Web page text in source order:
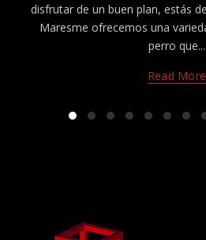
disfrutar de un buen plan, estás
Maresme ofrecemos una
perro que...
Read More